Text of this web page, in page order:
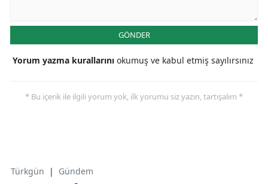
GÖNDER
Yorum yazma kurallarını okumuş ve kabul etmiş sayılırsınız
* Bu içerik ile ilgili yorum yok, ilk yorumu siz yazın, tartışalım *
Türkgün | Gündem